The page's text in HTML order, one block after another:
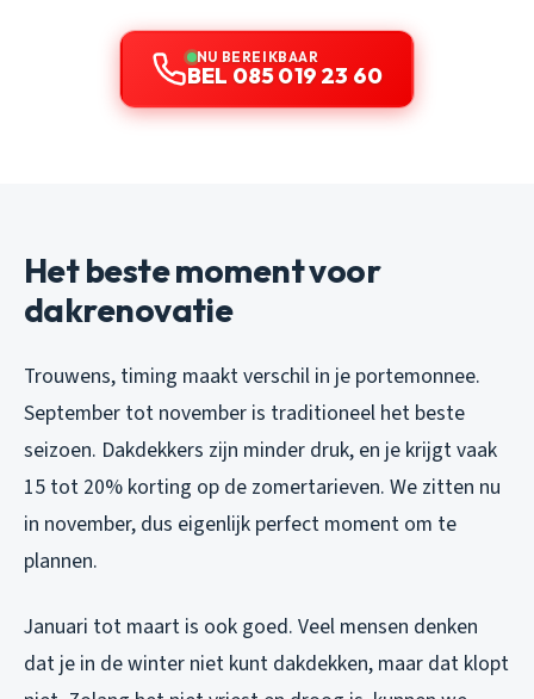
NU BEREIKBAAR
BEL 085 019 23 60
Het beste moment voor
dakrenovatie
Trouwens, timing maakt verschil in je portemonnee.
September tot november is traditioneel het beste
seizoen. Dakdekkers zijn minder druk, en je krijgt vaak
15 tot 20% korting op de zomertarieven. We zitten nu
in november, dus eigenlijk perfect moment om te
plannen.
Januari tot maart is ook goed. Veel mensen denken
dat je in de winter niet kunt dakdekken, maar dat klopt